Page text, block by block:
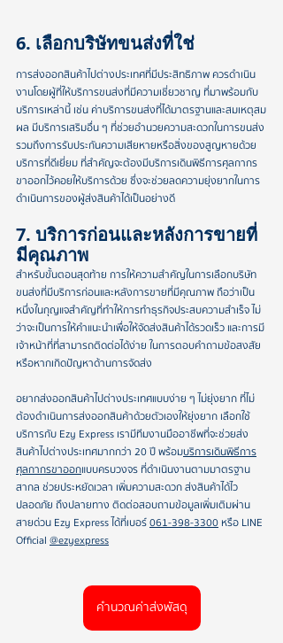
6. เลือกบริษัทขนส่งที่ใช่
การส่งออกสินค้าไปต่างประเทศที่มีประสิทธิภาพ ควรดำเนิน
งานโดยผู้ที่ให้บริการขนส่งที่มีความเชี่ยวชาญ ที่มาพร้อมกับ
บริการเหล่านี้ เช่น ค่าบริการขนส่งที่ได้มาตรฐานและสมเหตุสม
ผล มีบริการเสริมอื่น ๆ ที่ช่วยอำนวยความสะดวกในการขนส่ง
รวมถึงการรับประกันความเสียหายหรือสิ่งของสูญหายด้วย
บริการที่ดีเยี่ยม ที่สำคัญจะต้องมีบริการเดินพิธีการศุลกากร
ขาออกไว้คอยให้บริการด้วย ซึ่งจะช่วยลดความยุ่งยากในการ
ดำเนินการของผู้ส่งสินค้าได้เป็นอย่างดี
7. บริการก่อนและหลังการขายที่
มีคุณภาพ
สำหรับขั้นตอนสุดท้าย การให้ความสำคัญในการเลือกบริษัท
ขนส่งที่มีบริการก่อนและหลังการขายที่มีคุณภาพ ถือว่าเป็น
หนึ่งในกุญแจสำคัญที่ทำให้การทำธุรกิจประสบความสำเร็จ ไม่
ว่าจะเป็นการให้คำแนะนำเพื่อให้จัดส่งสินค้าได้รวดเร็ว และการมี
เจ้าหน้าที่ที่สามารถติดต่อได้ง่าย ในการตอบคำถามข้อสงสัย
หรือหากเกิดปัญหาด้านการจัดส่ง
อยากส่งออกสินค้าไปต่างประเทศแบบง่าย ๆ ไม่ยุ่งยาก ที่ไม่
ต้องดำเนินการส่งออกสินค้าด้วยตัวเองให้ยุ่งยาก เลือกใช้
บริการกับ Ezy Express เรามีทีมงานมืออาชีพที่จะช่วยส่ง
สินค้าไปต่างประเทศมากกว่า 20 ปี พร้อมบริการเดินพิธีการ
ศุลกากรขาออกแบบครบวงจร ที่ดำเนินงานตามมาตรฐาน
สากล ช่วยประหยัดเวลา เพิ่มความสะดวก ส่งสินค้าได้ไว
ปลอดภัย ถึงปลายทาง ติดต่อสอบถามข้อมูลเพิ่มเติมผ่าน
สายด่วน Ezy Express ได้ที่เบอร์ 061-398-3300 หรือ LINE
Official @ezyexpress
คำนวณค่าส่งพัสดุ